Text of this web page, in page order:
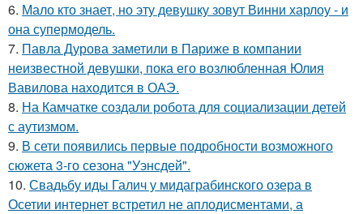
6. Мало кто знает, но эту девушку зовут Винни харлоу - и
она супермодель.
7. Павла Дурова заметили в Париже в компании
неизвестной девушки, пока его возлюбленная Юлия
Вавилова находится в ОАЭ.
8. На Камчатке создали робота для социализации детей
с аутизмом.
9. В сети появились первые подробности возможного
сюжета 3-го сезона "Уэнсдей".
10. Свадьбу иды Галич у мидаграбинского озера в
Осетии интернет встретил не аплодисментами, а